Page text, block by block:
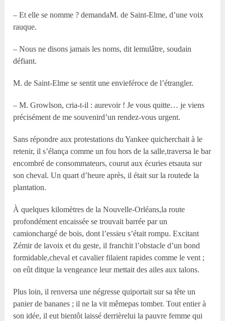
– Et elle se nomme ? demandaM. de Saint-Elme, d’une voix
rauque.
– Nous ne disons jamais les noms, dit lemulâtre, soudain
défiant.
M. de Saint-Elme se sentit une envieféroce de l’étrangler.
– M. Growlson, cria-t-il : aurevoir ! Je vous quitte… je viens
précisément de me souvenird’un rendez-vous urgent.
Sans répondre aux protestations du Yankee quicherchait à le
retenir, il s’élança comme un fou hors de la salle,traversa le bar
encombré de consommateurs, courut aux écuries etsauta sur
son cheval. Un quart d’heure après, il était sur la routede la
plantation.
À quelques kilomètres de la Nouvelle-Orléans,la route
profondément encaissée se trouvait barrée par un
camionchargé de bois, dont l’essieu s’était rompu. Excitant
Zémir de lavoix et du geste, il franchit l’obstacle d’un bond
formidable,cheval et cavalier filaient rapides comme le vent ;
on eût ditque la vengeance leur mettait des ailes aux talons.
Plus loin, il renversa une négresse quiportait sur sa tête un
panier de bananes ; il ne la vit mêmepas tomber. Tout entier à
son idée, il eut bientôt laissé derrièrelui la pauvre femme qui